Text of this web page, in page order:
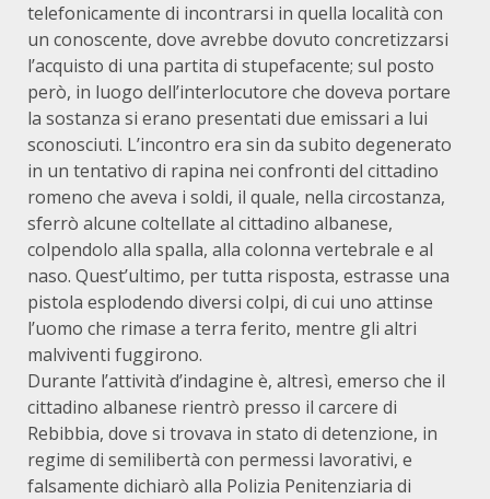
telefonicamente di incontrarsi in quella località con
un conoscente, dove avrebbe dovuto concretizzarsi
l’acquisto di una partita di stupefacente; sul posto
però, in luogo dell’interlocutore che doveva portare
la sostanza si erano presentati due emissari a lui
sconosciuti. L’incontro era sin da subito degenerato
in un tentativo di rapina nei confronti del cittadino
romeno che aveva i soldi, il quale, nella circostanza,
sferrò alcune coltellate al cittadino albanese,
colpendolo alla spalla, alla colonna vertebrale e al
naso. Quest’ultimo, per tutta risposta, estrasse una
pistola esplodendo diversi colpi, di cui uno attinse
l’uomo che rimase a terra ferito, mentre gli altri
malviventi fuggirono.
Durante l’attività d’indagine è, altresì, emerso che il
cittadino albanese rientrò presso il carcere di
Rebibbia, dove si trovava in stato di detenzione, in
regime di semilibertà con permessi lavorativi, e
falsamente dichiarò alla Polizia Penitenziaria di